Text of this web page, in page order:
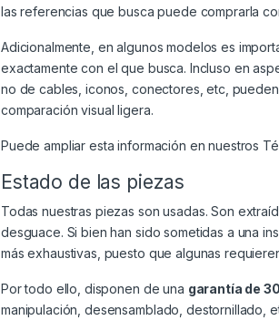
las referencias que busca puede comprarla
Adicionalmente, en algunos modelos es
exactamente con el que busca. Incluso en
no de cables, iconos, conectores, etc,
comparación visual ligera.
Puede ampliar esta información en nuestros
Estado de las piezas
Todas nuestras piezas son usadas. Son
desguace. Si bien han sido sometidas a una
más exhaustivas, puesto que algunas
Por todo ello, disponen de una garantía de
manipulación, desensamblado, destornillado,